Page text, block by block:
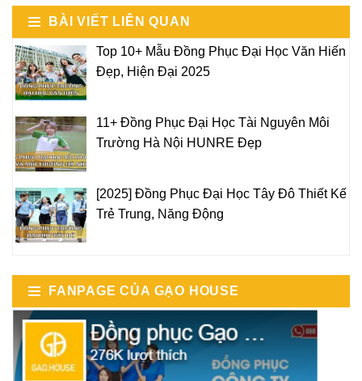
BÀI VIẾT LIÊN QUAN
Top 10+ Mẫu Đồng Phục Đại Học Văn Hiến
Đẹp, Hiện Đại 2025
11+ Đồng Phục Đại Học Tài Nguyên Môi
Trường Hà Nội HUNRE Đẹp
[2025] Đồng Phục Đại Học Tây Đô Thiết Kế
Trẻ Trung, Năng Động
FANPAGE CỦA GẠO HOUSE